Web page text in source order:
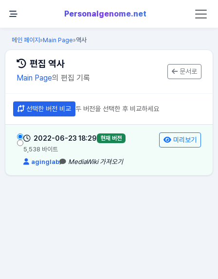
Personalgenome.net
메인 페이지»Main Page»역사
편집 역사
Main Page의 편집 기록
문서로
선택한 버전 비교 두 버전을 선택한 후 비교하세요
2022-06-23 18:29 현재 버전
5,538 바이트
aginglab MediaWiki 가져오기
미리보기